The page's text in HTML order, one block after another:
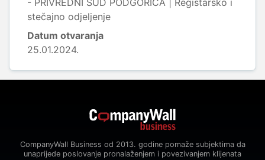
- PRIVREDNI SUD PODGORICA | Registarsko i
stečajno odjeljenje
Datum otvaranja
25.01.2024.
CompanyWall Business od 2013. godine pomaže subjektima da
unaprijede poslovanje pronalaženjem i povezivanjem klijenata